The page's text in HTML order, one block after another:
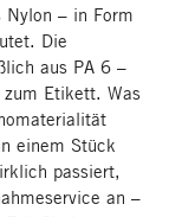
– in Form
Die
aus PA 6 –
zum Etikett. Was
einem Stück
passiert,
an –